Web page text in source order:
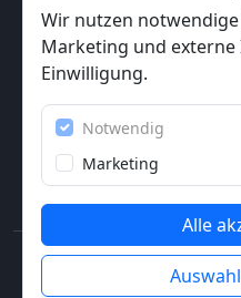
GOOGLE
★★★★★
( 16 Rezensionen)
6x★★★★★
(6 Bewertungen)
© 2013-2026
Wir nutzen
Marketing und
Einwilligung.
Notwendig
Marketing
Alle